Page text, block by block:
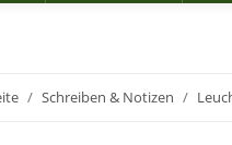
Schreiben & Notizen